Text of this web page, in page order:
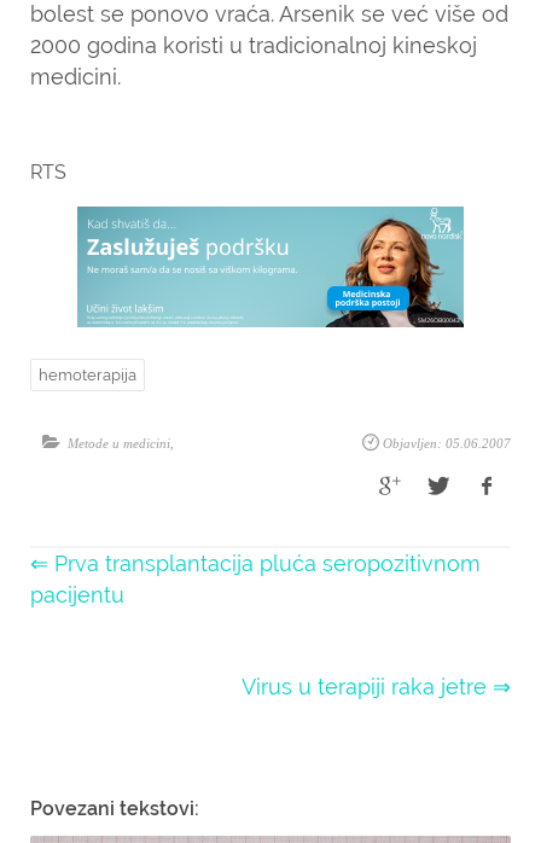
bolest se ponovo vraća. Arsenik se već više od
2000 godina koristi u tradicionalnoj kineskoj
medicini.
RTS
hemoterapija
Objavljen: 05.06.2007
Metode u medicini
⇐ Prva transplantacija pluća seropozitivnom
pacijentu
Virus u terapiji raka jetre ⇒
Povezani tekstovi: